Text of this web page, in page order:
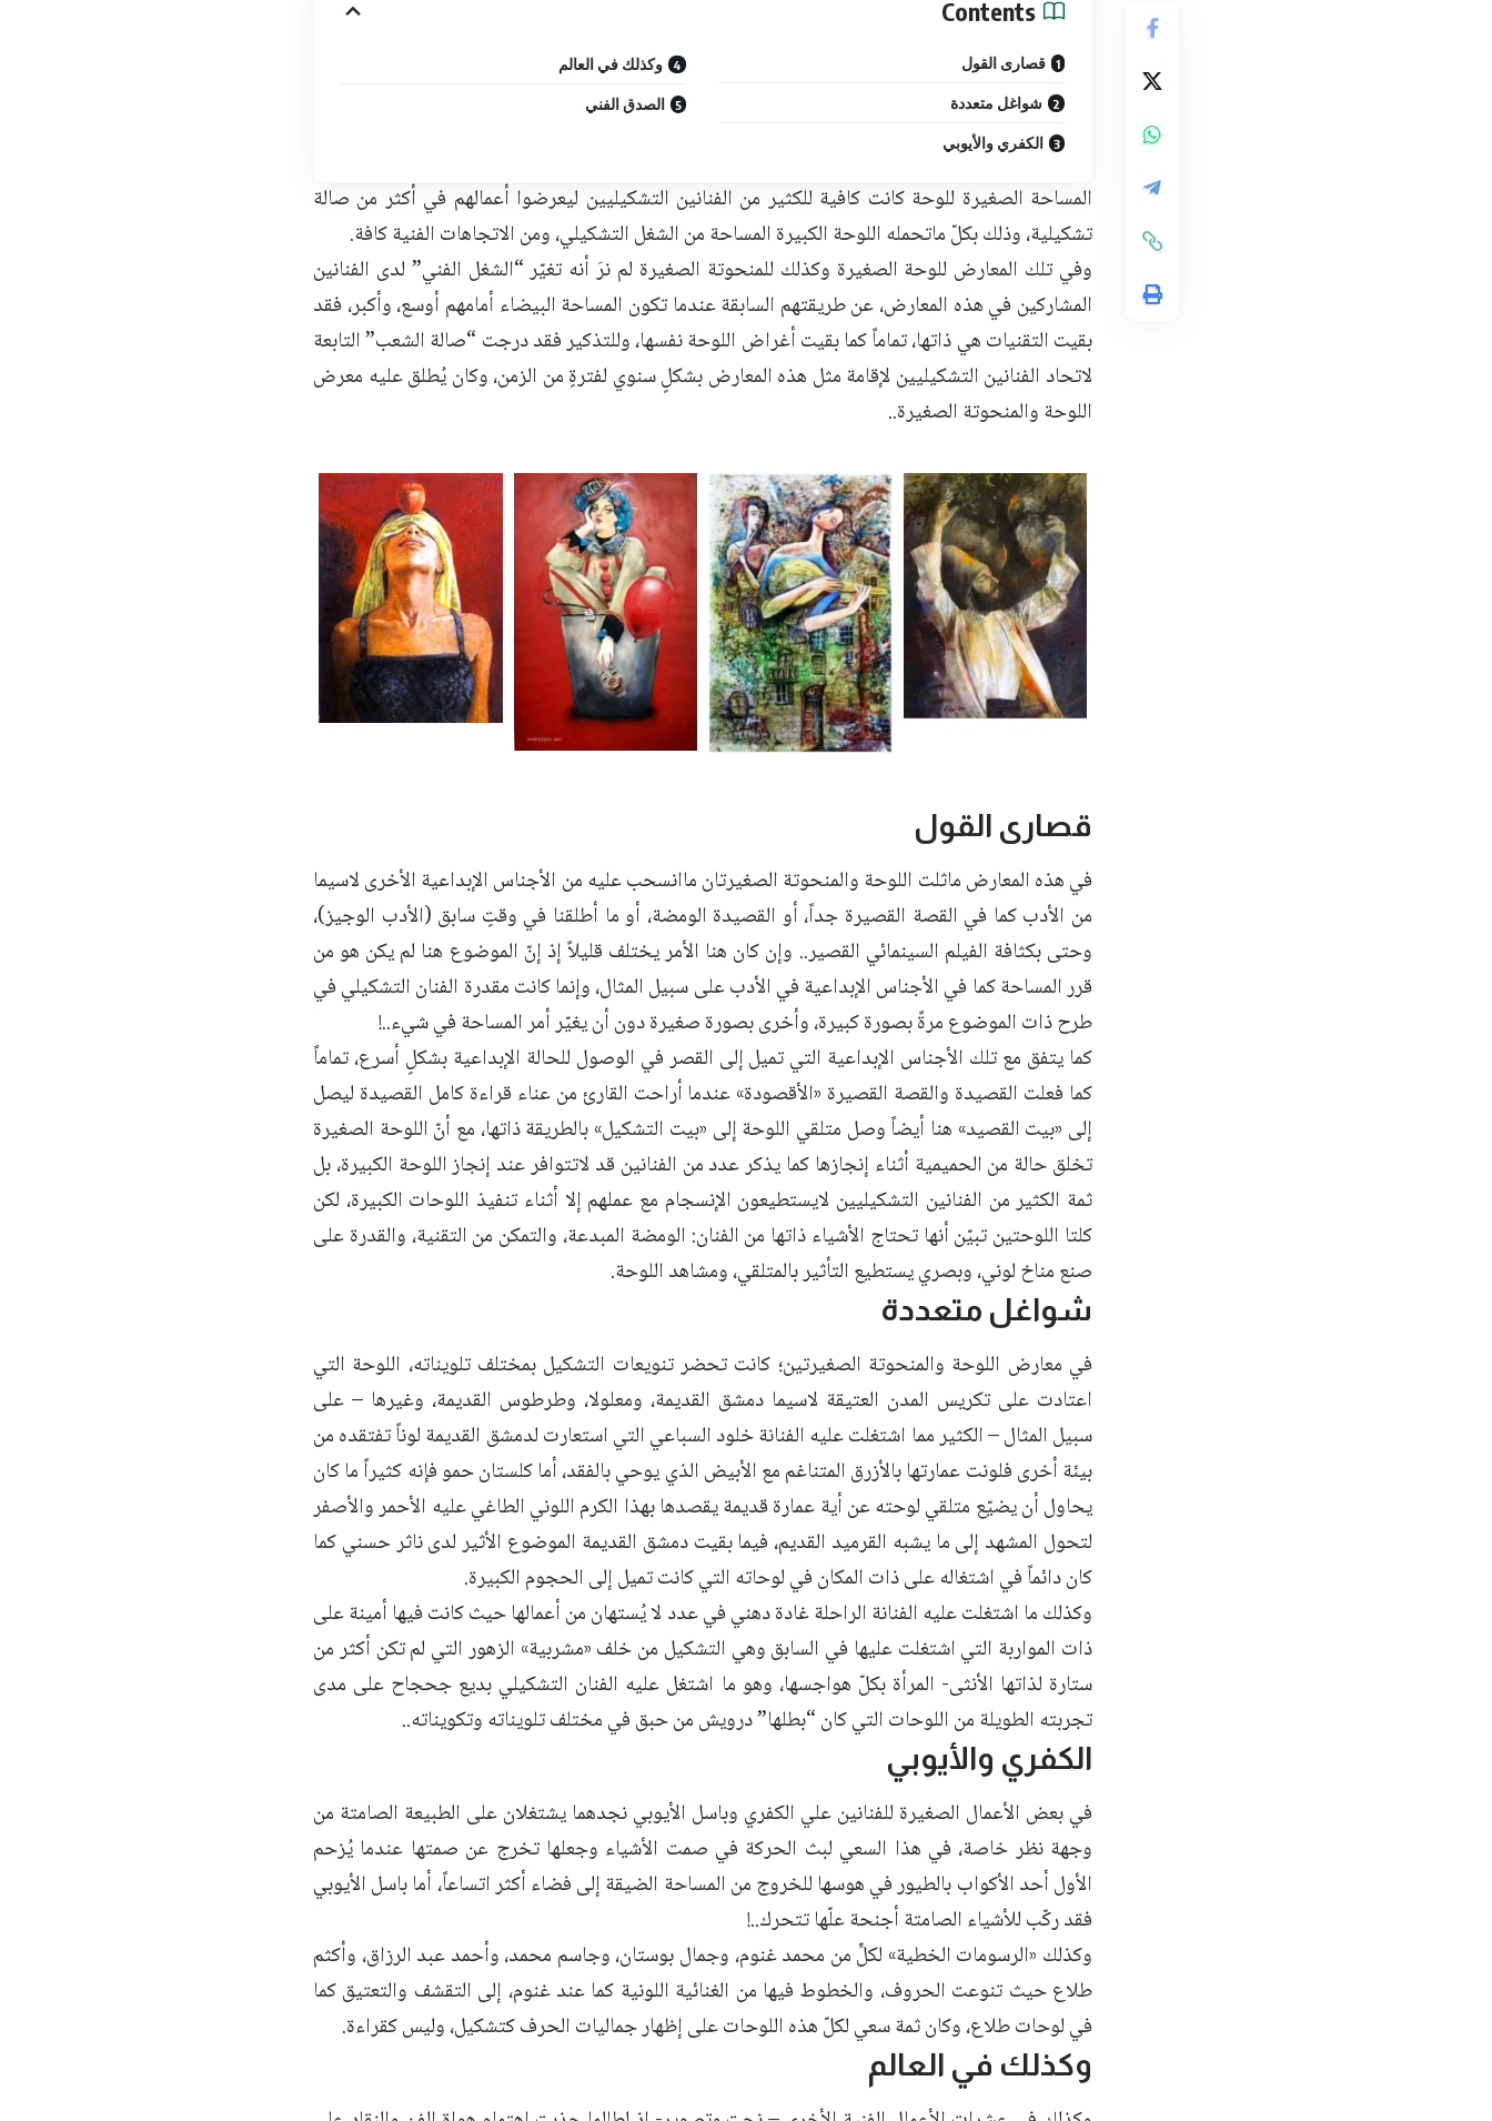
Contents
قصارى القول
شواغل متعددة
الكفري والأيوبي
وكذلك في العالم
الصدق الفني
المساحة الصغيرة للوحة كانت كافية للكثير من الفنانين التشكيليين ليعرضوا أعمالهم في أكثر من صالة
تشكيلية، وذلك بكلّ ماتحمله اللوحة الكبيرة المساحة من الشغل التشكيلي، ومن الاتجاهات الفنية كافة.
وفي تلك المعارض للوحة الصغيرة وكذلك للمنحوتة الصغيرة لم نرَ أنه تغيّر “الشغل الفني” لدى الفنانين
المشاركين في هذه المعارض، عن طريقتهم السابقة عندما تكون المساحة البيضاء أمامهم أوسع، وأكبر، فقد
بقيت التقنيات هي ذاتها، تماماً كما بقيت أغراض اللوحة نفسها، وللتذكير فقد درجت “صالة الشعب” التابعة
لاتحاد الفنانين التشكيليين لإقامة مثل هذه المعارض بشكلٍ سنوي لفترةٍ من الزمن، وكان يُطلق عليه معرض
اللوحة والمنحوتة الصغيرة..
قصارى القول
في هذه المعارض ماثلت اللوحة والمنحوتة الصغيرتان ماانسحب عليه من الأجناس الإبداعية الأخرى لاسيما
من الأدب كما في القصة القصيرة جداً، أو القصيدة الومضة، أو ما أطلقنا في وقتٍ سابق (الأدب الوجيز)،
وحتى بكثافة الفيلم السينمائي القصير.. وإن كان هنا الأمر يختلف قليلاً إذ إنّ الموضوع هنا لم يكن هو من
قرر المساحة كما في الأجناس الإبداعية في الأدب على سبيل المثال، وإنما كانت مقدرة الفنان التشكيلي في
طرح ذات الموضوع مرةً بصورة كبيرة، وأخرى بصورة صغيرة دون أن يغيّر أمر المساحة في شيء..!
كما يتفق مع تلك الأجناس الإبداعية التي تميل إلى القصر في الوصول للحالة الإبداعية بشكلٍ أسرع، تماماً
كما فعلت القصيدة والقصة القصيرة «الأقصودة» عندما أراحت القارئ من عناء قراءة كامل القصيدة ليصل
إلى «بيت القصيد» هنا أيضاً وصل متلقي اللوحة إلى «بيت التشكيل» بالطريقة ذاتها، مع أنّ اللوحة الصغيرة
تخلق حالة من الحميمية أثناء إنجازها كما يذكر عدد من الفنانين قد لاتتوافر عند إنجاز اللوحة الكبيرة، بل
ثمة الكثير من الفنانين التشكيليين لايستطيعون الإنسجام مع عملهم إلا أثناء تنفيذ اللوحات الكبيرة، لكن
كلتا اللوحتين تبيّن أنها تحتاج الأشياء ذاتها من الفنان: الومضة المبدعة، والتمكن من التقنية، والقدرة على
صنع مناخ لوني، وبصري يستطيع التأثير بالمتلقي، ومشاهد اللوحة.
شواغل متعددة
في معارض اللوحة والمنحوتة الصغيرتين؛ كانت تحضر تنويعات التشكيل بمختلف تلويناته، اللوحة التي
اعتادت على تكريس المدن العتيقة لاسيما دمشق القديمة، ومعلولا، وطرطوس القديمة، وغيرها – على
سبيل المثال – الكثير مما اشتغلت عليه الفنانة خلود السباعي التي استعارت لدمشق القديمة لوناً تفتقده من
بيئة أخرى فلونت عمارتها بالأزرق المتناغم مع الأبيض الذي يوحي بالفقد، أما كلستان حمو فإنه كثيراً ما كان
يحاول أن يضيّع متلقي لوحته عن أية عمارة قديمة يقصدها بهذا الكرم اللوني الطاغي عليه الأحمر والأصفر
لتحول المشهد إلى ما يشبه القرميد القديم، فيما بقيت دمشق القديمة الموضوع الأثير لدى ناثر حسني كما
كان دائماً في اشتغاله على ذات المكان في لوحاته التي كانت تميل إلى الحجوم الكبيرة.
وكذلك ما اشتغلت عليه الفنانة الراحلة غادة دهني في عدد لا يُستهان من أعمالها حيث كانت فيها أمينة على
ذات المواربة التي اشتغلت عليها في السابق وهي التشكيل من خلف «مشربية» الزهور التي لم تكن أكثر من
ستارة لذاتها الأنثى- المرأة بكلّ هواجسها، وهو ما اشتغل عليه الفنان التشكيلي بديع جحجاح على مدى
تجربته الطويلة من اللوحات التي كان “بطلها” درويش من حبق في مختلف تلويناته وتكويناته..
الكفري والأيوبي
في بعض الأعمال الصغيرة للفنانين علي الكفري وباسل الأيوبي نجدهما يشتغلان على الطبيعة الصامتة من
وجهة نظر خاصة، في هذا السعي لبث الحركة في صمت الأشياء وجعلها تخرج عن صمتها عندما يُزحم
الأول أحد الأكواب بالطيور في هوسها للخروج من المساحة الضيقة إلى فضاء أكثر اتساعاً، أما باسل الأيوبي
فقد ركّب للأشياء الصامتة أجنحة علّها تتحرك..!
وكذلك «الرسومات الخطية» لكلٍّ من محمد غنوم، وجمال بوستان، وجاسم محمد، وأحمد عبد الرزاق، وأكثم
طلاع حيث تنوعت الحروف، والخطوط فيها من الغنائية اللونية كما عند غنوم، إلى التقشف والتعتيق كما
في لوحات طلاع، وكان ثمة سعي لكلّ هذه اللوحات على إظهار جماليات الحرف كتشكيل، وليس كقراءة.
وكذلك في العالم